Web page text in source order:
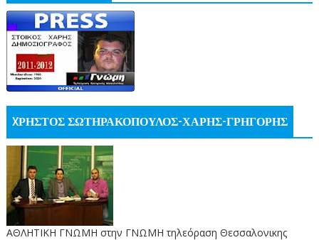
XΡΗΣΤΟΣ ΣΩΤΗΡΑΚΟΠΟΥΛΟΣ-ΧΑΡΗΣ-ΓΡΗΓΟΡΗΣ
ΑΘΛΗΤΙΚΗ ΓΝΩΜΗ στην ΓΝΩΜΗ τηλεόραση Θεσσαλονικης